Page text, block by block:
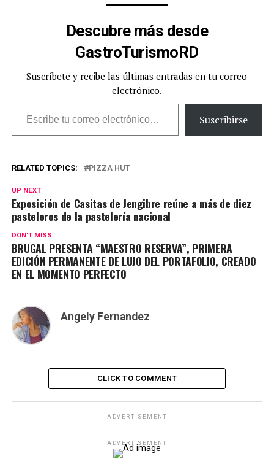
Descubre más desde
GastroTurismoRD
Suscríbete y recibe las últimas entradas en tu correo
electrónico.
Escribe tu correo electrónico…
Suscribirse
RELATED TOPICS: PIZZA HUT
UP NEXT
Exposición de Casitas de Jengibre reúne a más de diez
pasteleros de la pastelería nacional
DON'T MISS
BRUGAL PRESENTA “MAESTRO RESERVA”, PRIMERA
EDICIÓN PERMANENTE DE LUJO DEL PORTAFOLIO, CREADO
EN EL MOMENTO PERFECTO
Angely Fernandez
CLICK TO COMMENT
ADVERTISEMENT
ADVERTISEMENT